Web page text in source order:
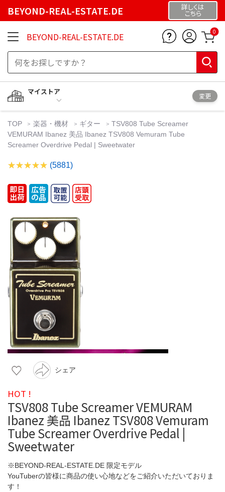
BEYOND-REAL-ESTATE.DE 詳しくは
こちら
BEYOND-REAL-ESTATE.DE 0
マイストア
変更
TOP 楽器・機材 ギター
TSV808 Tube Screamer
VEMURAM Ibanez 美品 Ibanez TSV808 Vemuram Tube
Screamer Overdrive Pedal | Sweetwater
(5881)
シェア
HOT !
TSV808 Tube Screamer VEMURAM
Ibanez 美品 Ibanez TSV808 Vemuram
Tube Screamer Overdrive Pedal |
Sweetwater
※BEYOND-REAL-ESTATE.DE 限定モデル
YouTuberの皆様に商品の使い心地などをご紹介いただいておりま
す！